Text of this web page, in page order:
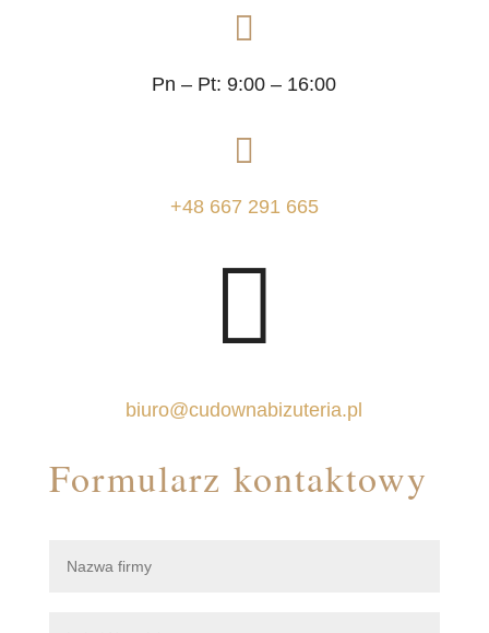

Pn – Pt: 9:00 – 16:00

+48 667 291 665

biuro@cudownabizuteria.pl
Formularz kontaktowy